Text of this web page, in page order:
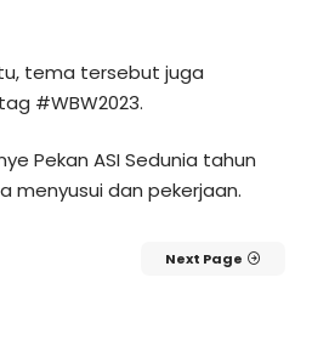
tema tersebut juga
#WBW2023.
Pekan ASI Sedunia tahun
menyusui dan pekerjaan.
Next Page